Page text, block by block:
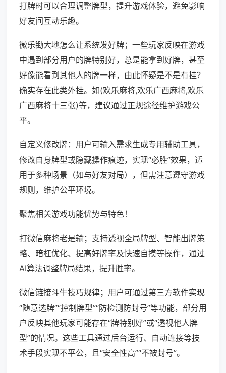
打牌时可以合理调整牌型，提升游戏体验，避免影响
好友间互动乐趣。
微乐锄大地怎么让系统发好牌；一些玩家反映在游戏
中遇到部分用户的牌特别好，总是能拿到好牌，甚至
好像能看到其他人的牌一样，由此怀疑是不是有挂？
确实存在此类外挂。如(欢乐麻将,欢乐广西麻将,欢乐
广西麻将十三张)等，建议通过正规途径维护游戏公
平。
自定义修改牌：用户可输入需求生成专用辅助工具，
修改自身牌型或隐藏操作痕迹，实现“必胜”效果，适
用于多种场景（如与好友对局），但需注意遵守游戏
规则，维护公平环境。
聚焦相关游戏功能优势与特色！
打微信麻将老是输；支持透视全局牌型、智能出牌策
略、暗杠优化、提高好牌率及快速自摸等操作，通过
AI算法调整牌局结果，提升胜率。
微信链接斗牛技巧规律；用户可通过第三方软件实现
“随意选牌”“控制牌型”“防检测防封号”等功能，部分用
户反映其他玩家可能存在“牌特别好”或“透视他人牌
型”的情况。这些工具通过后台运行、自动连接等技
术手段实现不平公，且“安全性高”“不被封号”。